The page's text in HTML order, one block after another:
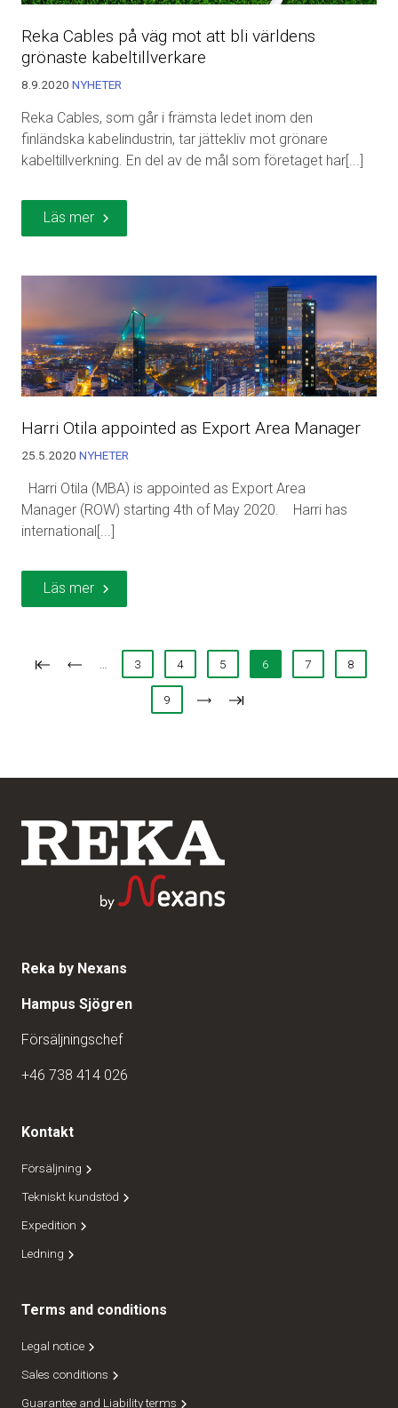
Reka Cables på väg mot att bli världens
grönaste kabeltillverkare
8.9.2020 NYHETER
Reka Cables, som går i främsta ledet inom den
finländska kabelindustrin, tar jättekliv mot grönare
kabeltillverkning. En del av de mål som företaget har[...]
Läs mer
Harri Otila appointed as Export Area Manager
25.5.2020 NYHETER
Harri Otila (MBA) is appointed as Export Area
Manager (ROW) starting 4th of May 2020. Harri has
international[...]
Läs mer
3 4 5 6 7 8
9
Reka by Nexans
Hampus Sjögren
Försäljningschef
+46 738 414 026
Kontakt
Försäljning
Tekniskt kundstöd
Expedition
Ledning
Terms and conditions
Legal notice
Sales conditions
Guarantee and Liability terms